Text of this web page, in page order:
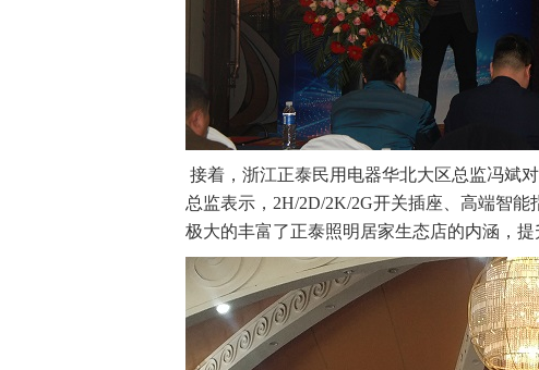
接着，浙江正泰民用电器华北大区总监冯斌
总监表示，2H/2D/2K/2G开关插座、高端智
极大的丰富了正泰照明居家生态店的内涵，提